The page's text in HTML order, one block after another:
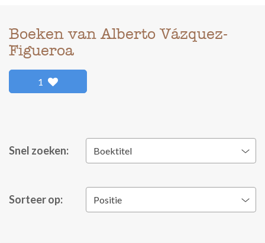
Boeken van Alberto Vázquez-
Figueroa
1
Snel zoeken: Boektitel
Sorteer op: Positie